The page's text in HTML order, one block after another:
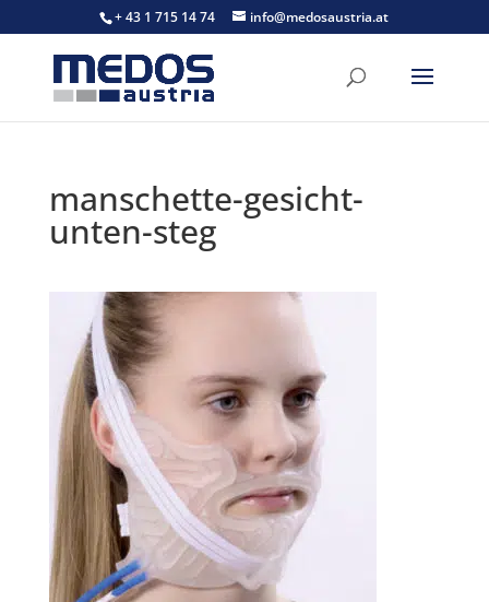
+ 43 1 715 14 74 info@medosaustria.at
manschette-gesicht-
unten-steg